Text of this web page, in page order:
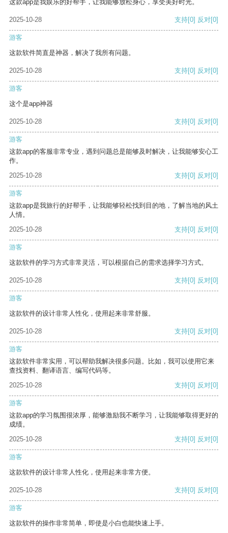
这款app是我娱乐的好帮手，让我能够放松身心，享受美好时光。
2025-10-28 支持[0] 反对[0]
游客
这款软件简直是神器，解决了我所有问题。
2025-10-28 支持[0] 反对[0]
游客
这个是app神器
2025-10-28 支持[0] 反对[0]
游客
这款app的客服非常专业，遇到问题总是能够及时解决，让我能够安心工
作。
2025-10-28
支持[0] 反对[0]
游客
这款app是我旅行的好帮手，让我能够轻松找到目的地，了解当地的风土
人情。
2025-10-28
支持[0] 反对[0]
游客
这款软件的学习方式非常灵活，可以根据自己的需求选择学习方式。
2025-10-28 支持[0] 反对[0]
游客
这款软件的设计非常人性化，使用起来非常舒服。
2025-10-28 支持[0] 反对[0]
游客
这款软件非常实用，可以帮助我解决很多问题。比如，我可以使用它来
查找资料、翻译语言、编写代码等。
2025-10-28
支持[0] 反对[0]
游客
这款app的学习氛围很浓厚，能够激励我不断学习，让我能够取得更好的
成绩。
2025-10-28
支持[0] 反对[0]
游客
这款软件的设计非常人性化，使用起来非常方便。
2025-10-28 支持[0] 反对[0]
游客
这款软件的操作非常简单，即使是小白也能快速上手。